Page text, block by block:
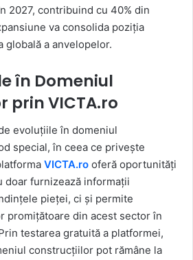
2027, contribuind cu 40% din
va consolida poziția
globală a anvelopelor.
în Domeniul
prin VICTA.ro
evoluțiile în domeniul
special, în ceea ce privește
VICTA.ro oferă oportunități
doar furnizează informații
pieței, ci și permite
promițătoare din acest sector în
testarea gratuită a platformei,
construcțiilor pot rămâne la